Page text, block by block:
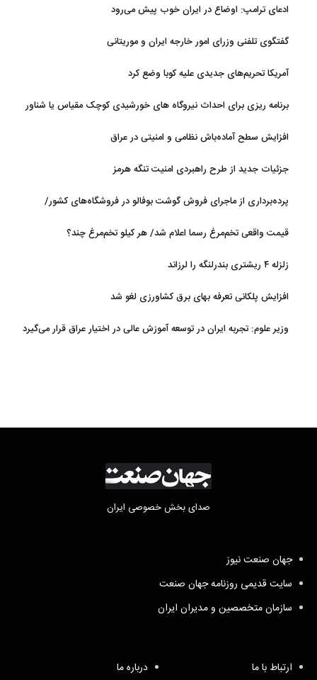
ادعای ترامپ: اوضاع در ایران خوب پیش می‌رود
گفتگوی تلفنی وزرای امور خارجه ایران و موریتانی
آمریکا تحریم‌های جدیدی علیه کوبا وضع کرد
برنامه ریزی برای احداث نیروگاه های خورشیدی کوچک مقیاس یا شناور
افزایش سطح آماده‌باش نظامی و امنیتی در عراق
جزئیات جدید از طرح راهبردی امنیت تنگه هرمز
پرده‌برداری از ماجرای فروش گوشت بوفالو در فروشگاه‌های کشور/
قیمت واقعی تخم‌مرغ رسما اعلام شد/ هر کیلو تخم‌مرغ چند؟
زلزله ۴ ریشتری بندرلنگه را لرزاند
افزایش پلکانی تعرفه بهای برق کشاورزی لغو شد
وزیر علوم: تجربه ایران در توسعه آموزش عالی در اختیار عراق قرار می‌گیرد
صدای بخش خصوصی ایران
جهان صنعت نیوز
سایت قدیمی روزنامه جهان صنعت
سازمان متخصصین و مدیران ایران
ارتباط با ما درباره ما